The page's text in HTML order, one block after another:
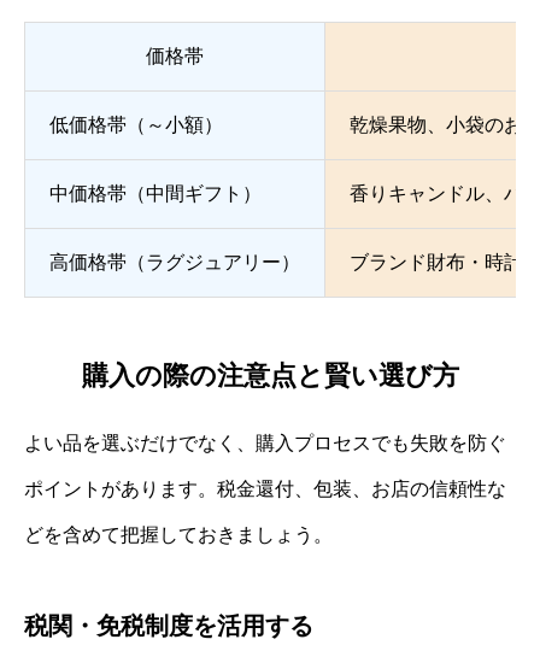
価格帯
低価格帯（～小額） 乾燥果物、小袋のお
中価格帯（中間ギフト） 香りキャンドル、ハ
高価格帯（ラグジュアリー） ブランド財布・時計
購入の際の注意点と賢い選び方
よい品を選ぶだけでなく、購入プロセスでも失敗を防ぐ
ポイントがあります。税金還付、包装、お店の信頼性な
どを含めて把握しておきましょう。
税関・免税制度を活用する